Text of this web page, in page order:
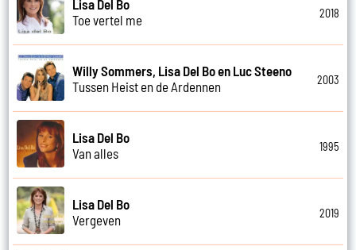
Lisa Del Bo
Toe vertel me
2018
Willy Sommers, Lisa Del Bo en Luc Steeno
Tussen Heist en de Ardennen
2003
Lisa Del Bo
Van alles
1995
Lisa Del Bo
Vergeven
2019